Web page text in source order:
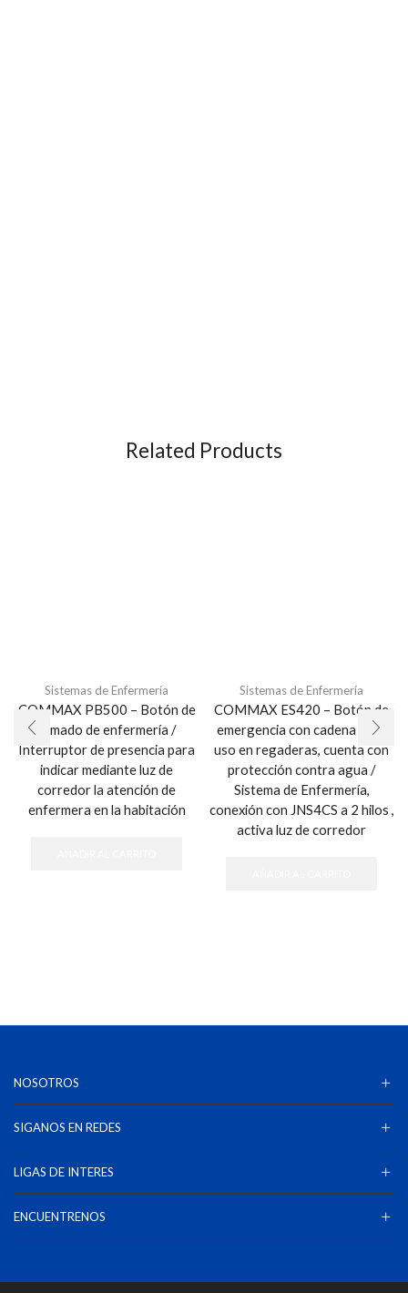
Related Products
Sistemas de Enfermería
COMMAX PB500 – Botón de
llamado de enfermería /
Interruptor de presencia para
indicar mediante luz de
corredor la atención de
enfermera en la habitación
Sistemas de Enfermería
COMMAX ES420 – Botón de
emergencia con cadena para
uso en regaderas, cuenta con
protección contra agua /
Sistema de Enfermería,
conexión con JNS4CS a 2 hilos ,
activa luz de corredor
NOSOTROS
SIGANOS EN REDES
LIGAS DE INTERES
ENCUENTRENOS